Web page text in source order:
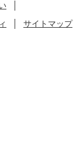
サイトマップ